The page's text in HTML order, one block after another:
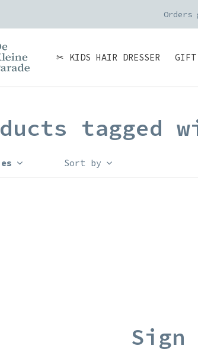
✂ KIDS HAIR DRESSER GIFT
tagged
Sort by